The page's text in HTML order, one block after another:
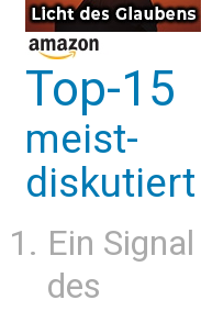
Top-15
meist-
diskutiert
Ein Signal
des